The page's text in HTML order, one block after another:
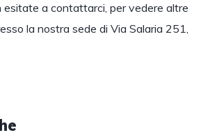
a contattarci, per vedere altre
la nostra sede di Via Salaria 251,